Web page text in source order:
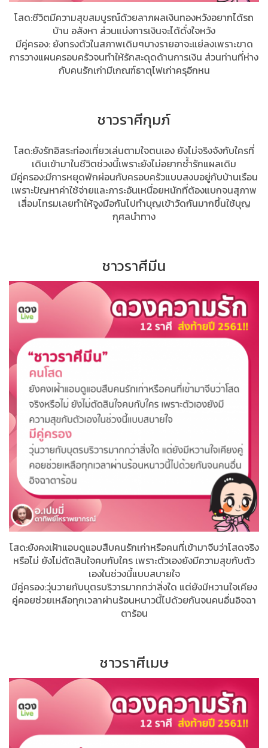
โสด:ชีวิตมีความสุขสมบูรณ์ด้วยลาภผลเงินทองหวังอยากได้รถ​
บ้าน​ อสังหา ส่วนแบ่งการเงินจะได้ดั่งใจหวัง
มีคู่ครอง: ยังทรงตัวในสภาพเดิมๆบางรายอาจะแย่ลงเพราะขาด
การวางแผนครอบครัวจนทำให้รักสะดุดด้านการเงิน​ ส่วนท่านที่ห่าง
กับคนรักเก่ามีเกณฑ์ธาตุไฟเก่าครุอีกหน
ชาวราศีกุมภ์
โสด:ยังรักอิสระท่องเที่ยวเล่นตามใจตนเอง​ ยังไม่จริงจังกับใครที่
เดินเข้ามาในชีวิตช่วงนี้เพราะยังไม่อยากช้ำรักแผลเดิม
มีคู่ครอง:มีการหยุดพักผ่อนกับครอบครัวแบบสงบอยู่กับบ้านเรือน​
เพราะปัญหาค่าใช้จ่ายและภาระอันเหนื่อยหนักที่ต้องแบกจนสุภาพ
เสื่อมโทรมเลยทำให้จูงมือกันไปทำบุญเข้าวัดกันมากขึ้นใช้บุญ
กุศลนำทาง
ชาวราศีมีน
โสด:ยังคงเฝ้าแอบดูแอบสืบคนรักเก่าหรือคนที่เข้ามาจีบว่าโสดจริง
หรือไม่​ ยังไม่ตัดสินใจคบกับใคร​ เพราะตัวเองยังมีความสุขกับตัว
เองในช่วงนี้แบบสบายใจ
มีคู่ครอง:วุ่นวายกับบุตรบริวารมากกว่าสิ่งใด​ แต่ยังมีหวานใจเคียง
คู่คอยช่วยเหลือทุกเวลาผ่านร้อนหนาวนี้ไปด้วยกัน​จนคนอื่นอิจฉา
ตาร้อน
ชาวราศีเมษ